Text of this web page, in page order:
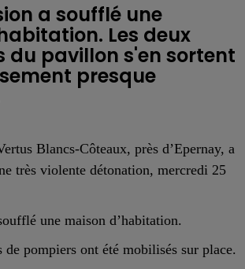
a soufflé une
Les deux
du pavillon s'en sortent
presque
Blancs-Côteaux, près d’Epernay, a
très violente détonation, mercredi 25
une maison d’habitation.
de pompiers ont été mobilisés sur place.